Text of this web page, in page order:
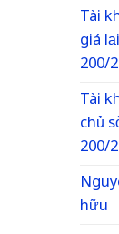
Tài
giá
200/
Tài
chủ
200/
hữu